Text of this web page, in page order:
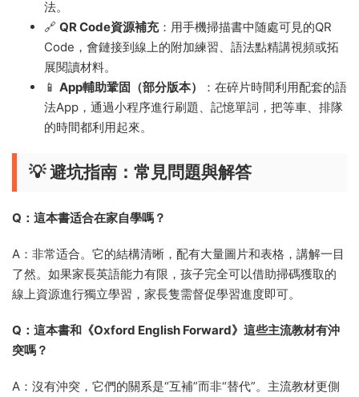
法。
🔗 QR Code資源補充：用手機掃描書中随處可見的QR
Code，會鏈接到線上的附加練習、語法點精講視頻或拓
展閱讀材料。
📱 App輔助鞏固（部分版本）
：在碎片時間利用配套的語
法App，通過小程序進行刷題、記憶單詞，把等車、排隊
的時間都利用起來。
💡 避坑指南：常見問題與解答
Q：這本書适合在家自學嗎？
A：非常适合。它的結構清晰，配有大量圖片和表格，講解一目
了然。如果家長英語能力有限，孩子完全可以借助掃碼獲取的
線上資源進行獨立學習，家長隻需督促學習進度即可。
Q：這本書和《Oxford English Forward》這些主流教材有沖
突嗎？
A：沒有沖突，它們的關系是“互補”而非“替代”。主流教材更側